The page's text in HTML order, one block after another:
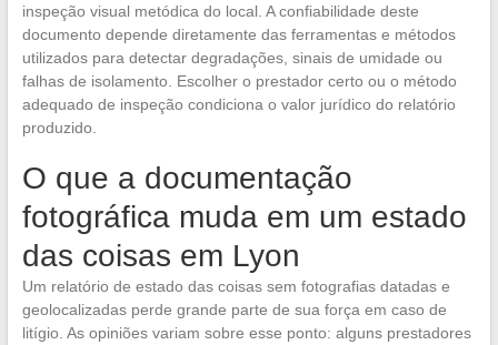
inspeção visual metódica do local. A confiabilidade deste
documento depende diretamente das ferramentas e métodos
utilizados para detectar degradações, sinais de umidade ou
falhas de isolamento. Escolher o prestador certo ou o método
adequado de inspeção condiciona o valor jurídico do relatório
produzido.
O que a documentação
fotográfica muda em um estado
das coisas em Lyon
Um relatório de estado das coisas sem fotografias datadas e
geolocalizadas perde grande parte de sua força em caso de
litígio. As opiniões variam sobre esse ponto: alguns prestadores